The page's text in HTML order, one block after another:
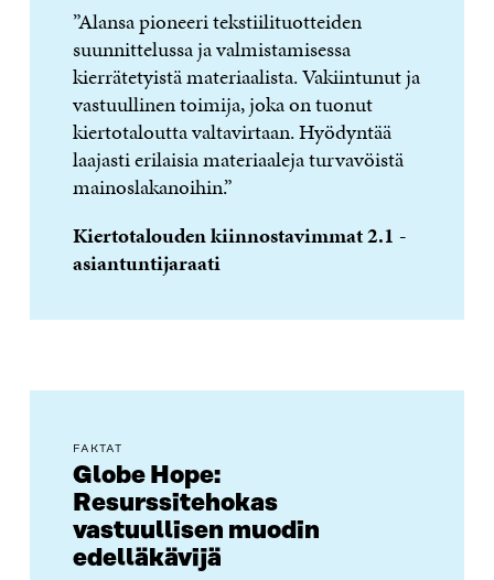
”Alansa pioneeri tekstiilituotteiden
suunnittelussa ja valmistamisessa
kierrätetyistä materiaalista. Vakiintunut ja
vastuullinen toimija, joka on tuonut
kiertotaloutta valtavirtaan. Hyödyntää
laajasti erilaisia materiaaleja turvavöistä
mainoslakanoihin.”
Kiertotalouden kiinnostavimmat 2.1 -
asiantuntijaraati
FAKTAT
Globe Hope:
Resurssitehokas
vastuullisen muodin
edelläkävijä